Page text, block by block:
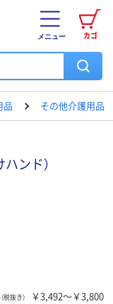
カゴ
メニュー
品 その他介護用品
ンド）
税抜き） ￥3,492～￥3,800